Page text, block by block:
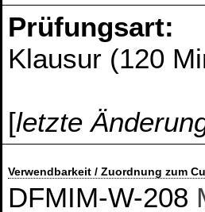
Prüfungsart:
Klausur (120
[letzte
Verwendbarkeit / Zuordnung zum
DFMIM-W-208